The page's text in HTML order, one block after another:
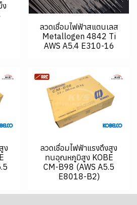
ง
ลวดเชื่อมไฟฟ้าสแตนเลส
Metallogen 4842 Ti
AWS A5.4 E310-16
ง
ลวดเชื่อมไฟฟ้าแรงดึงสูง
ทนอุณหภูมิสูง KOBE
CM-B98 (AWS A5.5
E8018-B2)